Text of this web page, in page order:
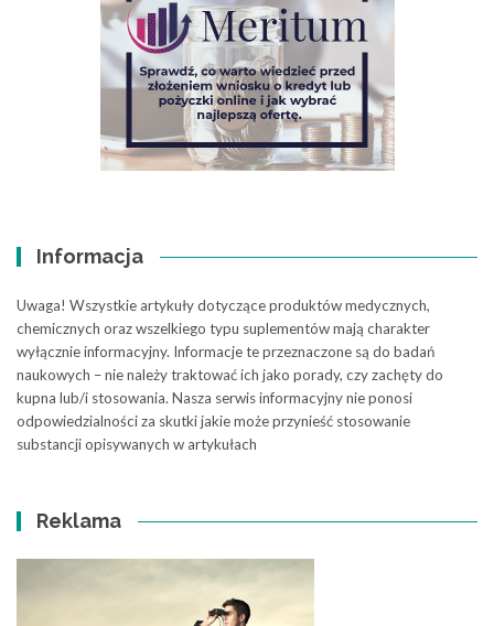
Informacja
Uwaga! Wszystkie artykuły dotyczące produktów medycznych,
chemicznych oraz wszelkiego typu suplementów mają charakter
wyłącznie informacyjny. Informacje te przeznaczone są do badań
naukowych – nie należy traktować ich jako porady, czy zachęty do
kupna lub/i stosowania. Nasza serwis informacyjny nie ponosi
odpowiedzialności za skutki jakie może przynieść stosowanie
substancji opisywanych w artykułach
Reklama